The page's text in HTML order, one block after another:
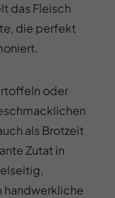
das Fleisch
die perfekt
oder
als Brotzeit
Zutat in
handwerkliche